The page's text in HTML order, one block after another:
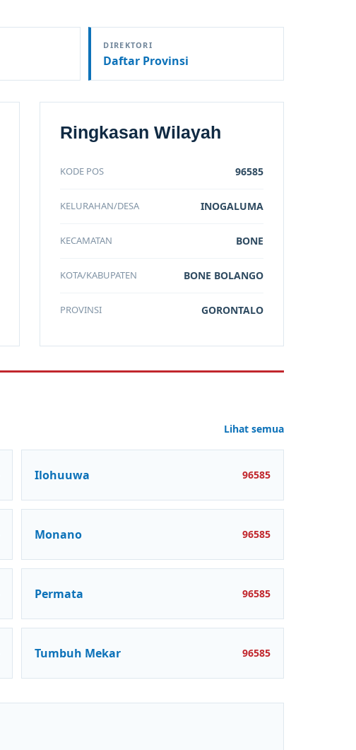
DIREKTORI
Daftar Provinsi
Ringkasan Wilayah
KODE POS 96585
KELURAHAN/DESA INOGALUMA
KECAMATAN BONE
KOTA/KABUPATEN BONE BOLANGO
PROVINSI GORONTALO
Lihat semua
Ilohuuwa 96585
Monano 96585
Permata 96585
Tumbuh Mekar 96585